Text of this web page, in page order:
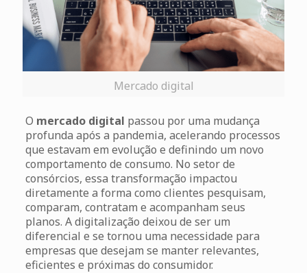
Mercado digital
O mercado digital passou por uma mudança
profunda após a pandemia, acelerando processos
que estavam em evolução e definindo um novo
comportamento de consumo. No setor de
consórcios, essa transformação impactou
diretamente a forma como clientes pesquisam,
comparam, contratam e acompanham seus
planos. A digitalização deixou de ser um
diferencial e se tornou uma necessidade para
empresas que desejam se manter relevantes,
eficientes e próximas do consumidor.